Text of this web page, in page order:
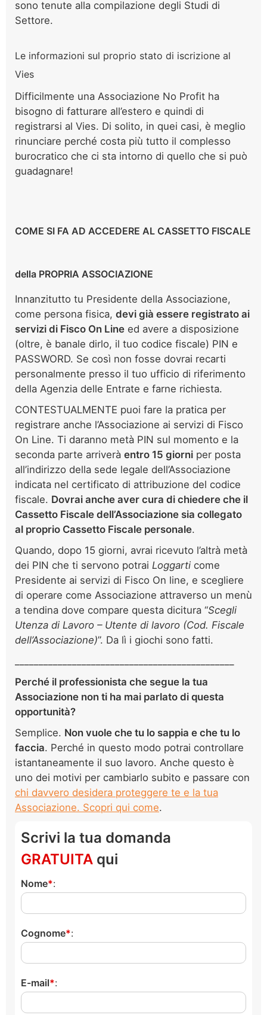
sono tenute alla compilazione degli Studi di
Settore.
Le informazioni sul proprio stato di iscrizione al
Vies
Difficilmente una Associazione No Profit ha
bisogno di fatturare all’estero e quindi di
registrarsi al Vies. Di solito, in quei casi, è meglio
rinunciare perché costa più tutto il complesso
burocratico che ci sta intorno di quello che si può
guadagnare!
COME SI FA AD ACCEDERE AL CASSETTO FISCALE
della PROPRIA ASSOCIAZIONE
Innanzitutto tu Presidente della Associazione,
come persona fisica, devi già essere registrato ai
servizi di Fisco On Line ed avere a disposizione
(oltre, è banale dirlo, il tuo codice fiscale) PIN e
PASSWORD. Se così non fosse dovrai recarti
personalmente presso il tuo ufficio di riferimento
della Agenzia delle Entrate e farne richiesta.
CONTESTUALMENTE puoi fare la pratica per
registrare anche l’Associazione ai servizi di Fisco
On Line. Ti daranno metà PIN sul momento e la
seconda parte arriverà entro 15 giorni per posta
all’indirizzo della sede legale dell’Associazione
indicata nel certificato di attribuzione del codice
fiscale. Dovrai anche aver cura di chiedere che il
Cassetto Fiscale dell’Associazione sia collegato
al proprio Cassetto Fiscale personale.
Quando, dopo 15 giorni, avrai ricevuto l’altrà metà
dei PIN che ti servono potrai Loggarti come
Presidente ai servizi di Fisco On line, e scegliere
di operare come Associazione attraverso un menù
a tendina dove compare questa dicitura “Scegli
Utenza di Lavoro – Utente di lavoro (Cod. Fiscale
dell’Associazione)”. Da lì i giochi sono fatti.
Perché il professionista che segue la tua
Associazione non ti ha mai parlato di questa
opportunità?
Semplice. Non vuole che tu lo sappia e che tu lo
faccia. Perché in questo modo potrai controllare
istantaneamente il suo lavoro. Anche questo è
uno dei motivi per cambiarlo subito e passare con
chi davvero desidera proteggere te e la tua
Associazione. Scopri qui come.
Scrivi la tua domanda
GRATUITA qui
Nome :
Cognome :
E-mail :